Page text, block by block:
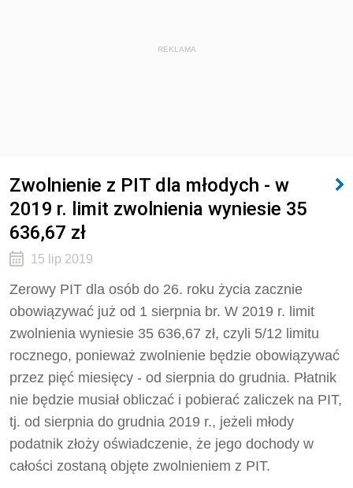
REKLAMA
Zwolnienie z PIT dla młodych - w
2019 r. limit zwolnienia wyniesie 35
636,67 zł
15 lip 2019
Zerowy PIT dla osób do 26. roku życia zacznie
obowiązywać już od 1 sierpnia br. W 2019 r. limit
zwolnienia wyniesie 35 636,67 zł, czyli 5/12 limitu
rocznego, ponieważ zwolnienie będzie obowiązywać
przez pięć miesięcy - od sierpnia do grudnia. Płatnik
nie będzie musiał obliczać i pobierać zaliczek na PIT,
tj. od sierpnia do grudnia 2019 r., jeżeli młody
podatnik złoży oświadczenie, że jego dochody w
całości zostaną objęte zwolnieniem z PIT.